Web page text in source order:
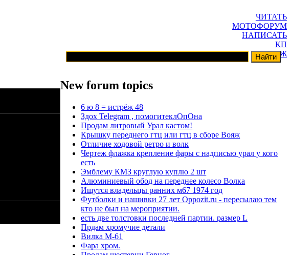
ЧИТАТЬ
МОТОФОРУМ
НАПИСАТЬ
КП
ГАРАЖ
New forum topics
6 ю 8 = истрёж 48
Здох Telegram , помогитеклОпОна
Продам литровый Урал кастом!
Крышку переднего гтц или гтц в сборе Вояж
Отличие ходовой ретро и волк
Чертеж флажка крепление фары с надписью урал у кого
есть
Эмблему КМЗ круглую куплю 2 шт
Алюминиевый обод на переднее колесо Волка
Ищутся владельцы ранних м67 1974 год
Футболки и нашивки 27 лет Oppozit.ru - пересылаю тем
кто не был на мероприятии.
есть две толстовки последней партии. размер L
Прдам хромучие детали
Вилка М-61
Фара хром.